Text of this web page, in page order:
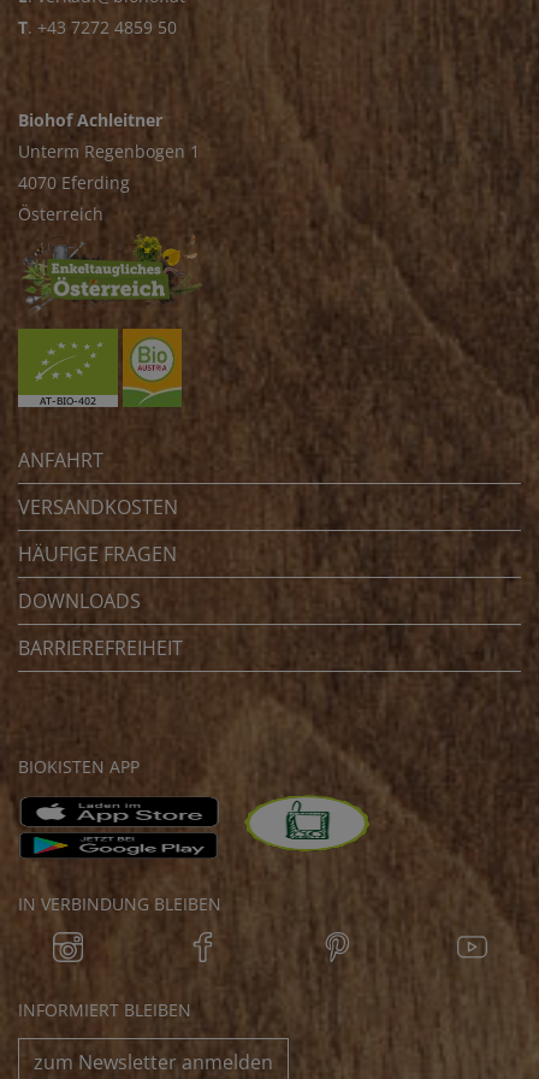
T. +43 7272 4859 50
Biohof Achleitner
Unterm Regenbogen 1
4070 Eferding
Österreich
ANFAHRT
VERSANDKOSTEN
HÄUFIGE FRAGEN
DOWNLOADS
BARRIEREFREIHEIT
BIOKISTEN APP
IN VERBINDUNG BLEIBEN
INFORMIERT BLEIBEN
zum Newsletter anmelden